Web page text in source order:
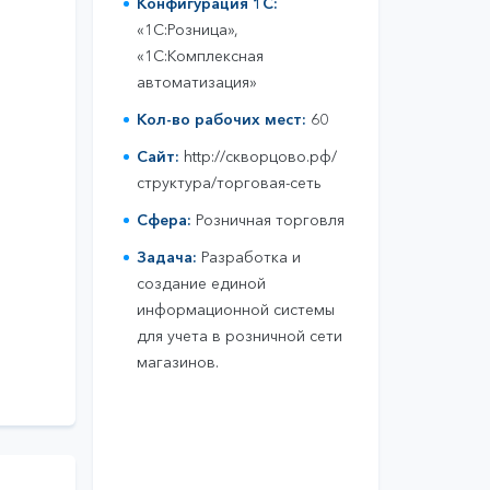
«1С:Розница»,
«1С:Комплексная
автоматизация»
Кол-во рабочих мест: 60
Сайт: http://скворцово.рф/
структура/торговая-сеть
Сфера: Розничная торговля
Задача: Разработка и
создание единой
информационной системы
для учета в розничной сети
магазинов.